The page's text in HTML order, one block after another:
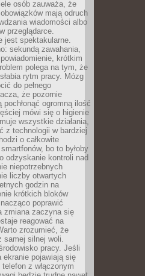
osób zauważa, że
mają odruch
wiadomości albo
przeglądarce.
jest spektakularne.
sekundą zawahania,
krótkim
polega na tym, że
rytm pracy. Mózg
do pełnego
że pozornie
ogromną ilość
mówi się o higienie
wszystkie działania,
z technologii w bardziej
o całkowite
bo to byłoby
odzyskanie kontroli nad
niepotrzebnych
liczby otwartych
godzin na
krótkich bloków
poprawić
zmiana zaczyna się
reagować na
zrozumieć, że
samej silnej woli.
pracy. Jeśli
ekranie pojawiają się
z włączonym